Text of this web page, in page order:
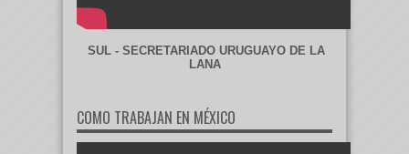
SUL - SECRETARIADO URUGUAYO DE LA
LANA
COMO TRABAJAN EN MÉXICO